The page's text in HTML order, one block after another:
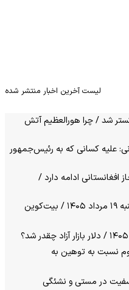
لیست آخرین اخبار منتشر شده
شد / چرا هورالعظیم آتش
علیه کسانی که به رئیس‌جمهور
افغانستانی ادامه دارد /
قیمت ارز‌های دیجیتال امروز دوشنبه ۱۹ مرداد ۱۴۰۵ / بیت‌کوین
نسبت به توهین به
در مستی و نشئگی